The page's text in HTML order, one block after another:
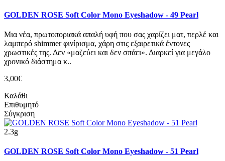
GOLDEN ROSE Soft Color Mono Eyeshadow - 49 Pearl
Μια νέα, πρωτοποριακά απαλή υφή που σας χαρίζει ματ, περλέ και
λαμπερό shimmer φινίρισμα, χάρη στις εξαιρετικά έντονες
χρωστικές της. Δεν «μαζεύει και δεν σπάει». Διαρκεί για μεγάλο
χρονικό διάστημα κ..
3,00€
Καλάθι
Επιθυμητό
Σύγκριση
2.3g
GOLDEN ROSE Soft Color Mono Eyeshadow - 51 Pearl